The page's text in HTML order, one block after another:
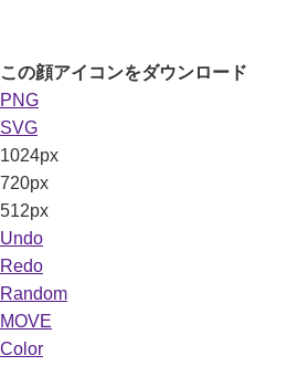
この顔アイコンをダウンロード
PNG
SVG
1024px
720px
512px
Undo
Redo
Random
MOVE
Color